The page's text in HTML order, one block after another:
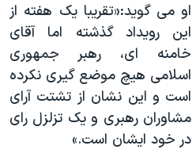
او می گوید:«تقریبا یک هفته از
این رویداد گذشته اما آقای
خامنه ای، رهبر جمهوری
اسلامی هیچ موضع گیری نکرده
است و این نشان از تشتت آرای
مشاوران رهبری و یک تزلزل رای
در خود ایشان است.»